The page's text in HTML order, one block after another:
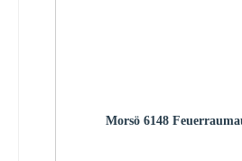
Morsö 6148